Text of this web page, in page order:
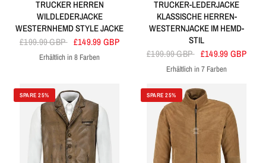
TRUCKER HERREN
WILDLEDERJACKE
WESTERNHEMD STYLE JACKE
£199.99 GBP £149.99 GBP
Schwarz
GrauLindgrün
OliveOrange
RosaRot
Erhältlich in 8 Farben
TRUCKER-LEDERJACKE
KLASSISCHE HERREN-
WESTERNJACKE IM HEMD-
STIL
£199.99 GBP £149.99 GBP
Schwarz
GrauWeissBlauOliveHimmelblau
Erhältlich in 7 Farben
SPARE 25% SPARE 25%